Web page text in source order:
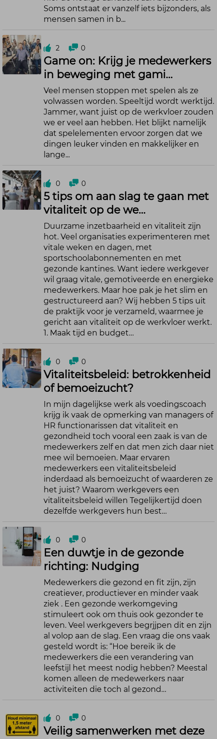
Soms ontstaat er vanzelf iets bijzonders, als
mensen samen in b...
2 0
Game on: Krijg je medewerkers
in beweging met gami…
Veel mensen stoppen met spelen als ze
volwassen worden. Speeltijd wordt werktijd.
Jammer, want juist op de werkvloer zouden
we er veel aan hebben. Het blijkt namelijk
dat spelelementen ervoor zorgen dat we
dingen leuker vinden en makkelijker en
lange...
0 0
5 tips om aan slag te gaan met
vitaliteit op de we…
Duurzame inzetbaarheid en vitaliteit zijn
hot. Veel organisaties experimenteren met
vitale weken en dagen, met
sportschoolabonnementen en met
gezonde kantines. Want iedere werkgever
wil graag vitale, gemotiveerde en energieke
medewerkers. Maar hoe pak je het slim en
gestructureerd aan? Wij hebben 5 tips uit
de praktijk voor je verzameld, waarmee je
gericht aan vitaliteit op de werkvloer werkt.
1. Maak tijd en budget…
0 0
Vitaliteitsbeleid: betrokkenheid
of bemoeizucht?
In mijn dagelijkse werk als voedingscoach
krijg ik vaak de opmerking van managers of
HR functionarissen dat vitaliteit en
gezondheid toch vooral een zaak is van de
medewerkers zelf en dat men zich daar niet
mee wil bemoeien. Maar ervaren
medewerkers een vitaliteitsbeleid
inderdaad als bemoeizucht of waarderen ze
het juist? Waarom werkgevers een
vitaliteitsbeleid willen Tegelijkertijd doen
dezelfde werkgevers hun best…
0 0
Een duwtje in de gezonde
richting: Nudging
Medewerkers die gezond en fit zijn, zijn
creatiever, productiever en minder vaak
ziek . Een gezonde werkomgeving
stimuleert ook om thuis ook gezonder te
leven. Veel werkgevers begrjjpen dit en zijn
al volop aan de slag. Een vraag die ons vaak
gesteld wordt is: “Hoe bereik ik de
medewerkers die een verandering van
leefstijl het meest nodig hebben? Meestal
komen alleen de medewerkers naar
activiteiten die toch al gezond…
0 0
Veilig samenwerken met deze